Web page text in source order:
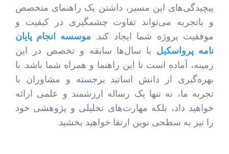
پیچیدگی‌های این مسیر، داشتن یک راهنمای متخصص
و باتجربه می‌تواند تفاوت چشمگیری در کیفیت و
موفقیت پروژه شما ایجاد کند. موسسه انجام پایان
نامه پرواسکیل با سال‌ها سابقه و تخصص در این
زمینه، آماده است تا این راهنما و همراه شما باشد. با
بهره‌گیری از دانش اساتید برجسته و مشاوران با
تجربه ما، نه تنها یک رساله ارزشمند و علمی ارائه
خواهید داد، بلکه مهارت‌های تحلیلی و پژوهشی خود
را نیز به سطحی نوین ارتقا خواهید بخشید.